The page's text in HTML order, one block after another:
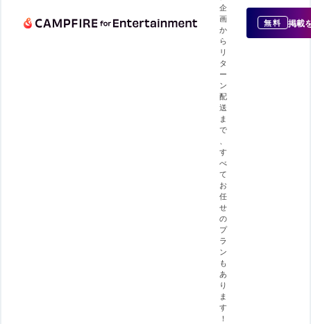
企
画
か
ら
リ
タ
ー
ン
配
送
ま
で
す
べ
て
お
任
せ
の
プ
ラ
ン
も
あ
り
ま
す
！
無料 掲載